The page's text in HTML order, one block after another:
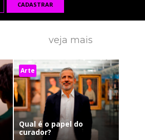
CADASTRAR
veja mais
Arte
Qual é o papel do
curador?